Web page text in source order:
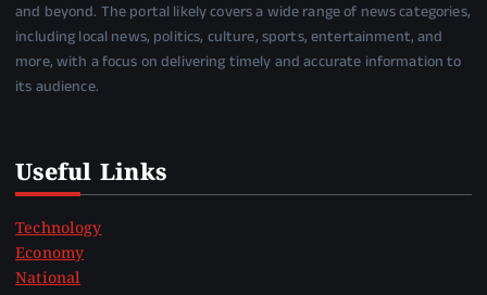
and beyond. The portal likely covers a wide range of news categories,
including local news, politics, culture, sports, entertainment, and
more, with a focus on delivering timely and accurate information to
its audience.
Useful Links
Technology
Economy
National